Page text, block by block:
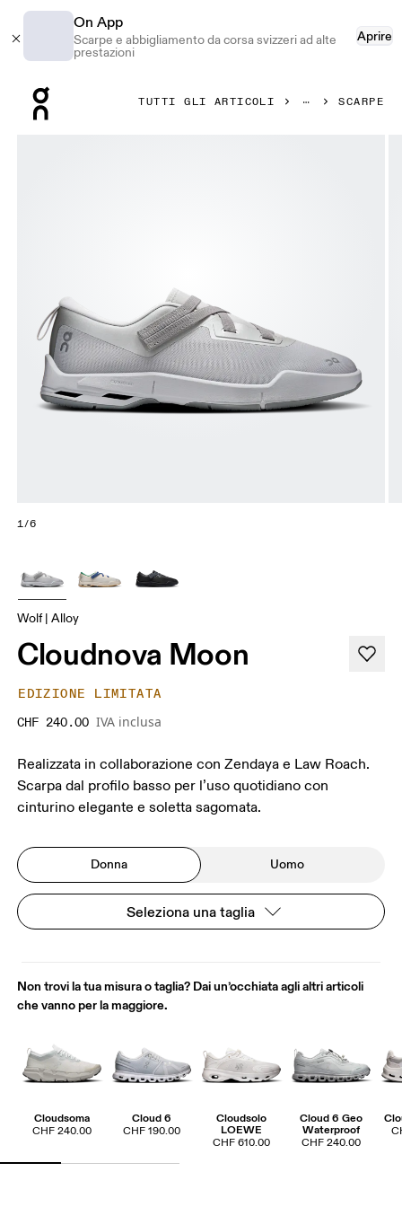
On App
Scarpe e abbigliamento da corsa svizzeri ad alte
prestazioni
Aprire
TUTTI GLI ARTICOLI SCARPE
1/6
Wolf | Alloy
Cloudnova Moon
EDIZIONE LIMITATA
CHF 240.00 IVA inclusa
Realizzata in collaborazione con Zendaya e Law Roach.
Scarpa dal profilo basso per l’uso quotidiano con
cinturino elegante e soletta sagomata.
Donna Uomo
Seleziona una taglia
Non trovi la tua misura o taglia? Dai un’occhiata agli altri articoli
che vanno per la maggiore.
Cloudsoma
CHF 240.00
Cloud 6
CHF 190.00
Cloudsolo
LOEWE
CHF 610.00
Cloud 6 Geo
Waterproof
CHF 240.00